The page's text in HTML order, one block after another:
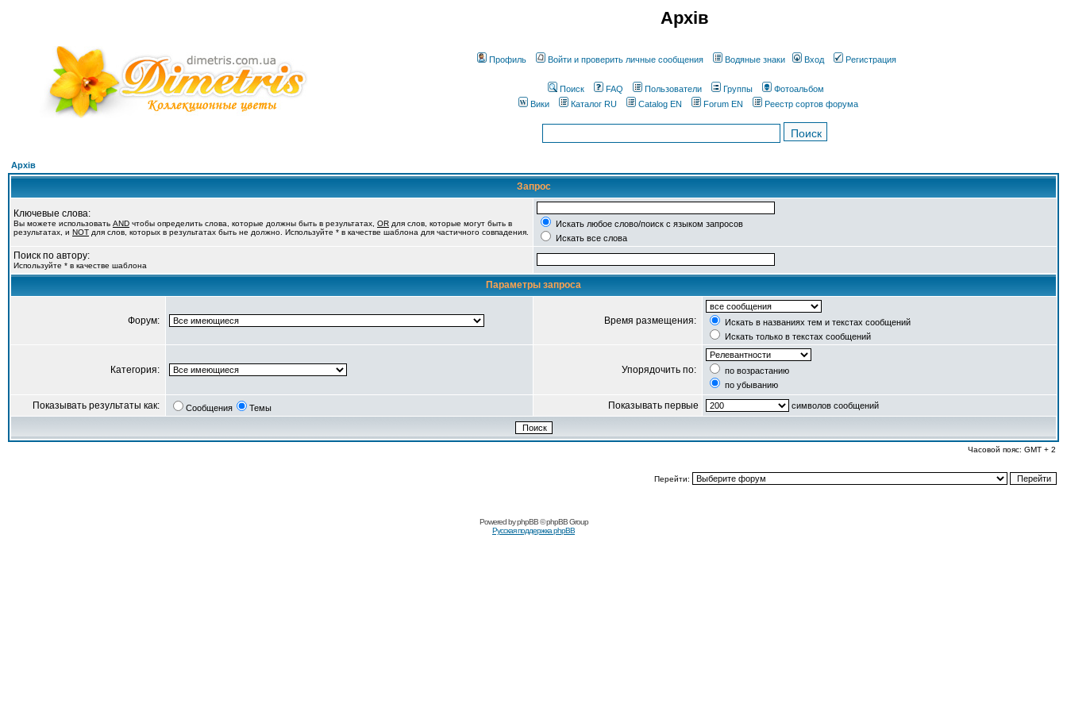
Архів
Профиль Войти и проверить личные сообщения Водяные знаки Вход Регистрация
Поиск FAQ Пользователи Группы
Фотоальбом
Вики
Каталог RU Catalog EN Forum EN Реестр сортов форума
Архів
Запрос
Ключевые слова:
Вы можете использовать AND чтобы определить слова, которые должны быть в результатах, OR для слов, которые могут быть в
результатах, и NOT для слов, которых в результатах быть не должно. Используйте * в качестве шаблона для частичного совпадения.
Искать любое слово/поиск с языком запросов
Искать все слова
Поиск по автору:
Используйте * в качестве шаблона
Параметры запроса
Форум: Время размещения:
Искать в названиях тем и текстах сообщений
Искать только в текстах сообщений
Категория: Упорядочить по:
по возрастанию
по убыванию
Показывать результаты как: Сообщения Темы Показывать первые символов сообщений
Часовой пояс: GMT + 2
Перейти:
Powered byphpBB© phpBB Group
Русская поддержка phpBB